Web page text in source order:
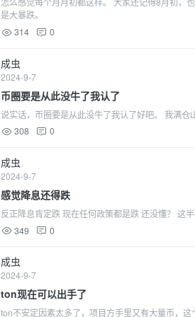
是大暴跌。
314
0
成虫
2024-9-7
币圈要是从此没牛了我认了
说实话，币圈要是从此没牛了我认了好吧。 我满仓
308
0
成虫
2024-9-7
感觉降息还得跌
反正降息肯定跌 现在任何政策都是跌 还没懂？ 这
349
0
成虫
2024-9-7
ton现在可以出手了
ton不安定因素太多了，项目方手里又有大量币，